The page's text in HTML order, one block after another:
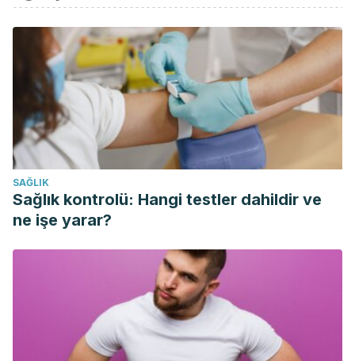
Gruenwald, J., Freder, J., & Armbruester, N. (2010).
Cinnamon and health. Critical Reviews in Food Science and
Nutrition.https://doi.org/10.1080/10408390902773052
Mang, B., Wolters, M., Schmitt, B., Kelb, K., Lichtinghagen,
R., Stichtenoth, D. O., & Hahn, A. (2006). Effects of a
cinnamon extract on plasma glucose, HbA1c, and serum
lipids in diabetes mellitus type 2. European Journal of
Clinical Investigation.https://doi.org/10.1111/j.1365-
2362.2006.01629.x
Rao, P. V., & Gan, S. H. (2014). Cinnamon: A multifaceted
medicinal plant. Evidence-Based Complementary and
https://doi.org/10.1155/2014/642942
SAĞLIK
Sağlık kontrolü: Hangi testler dahildir ve
ne işe yarar?